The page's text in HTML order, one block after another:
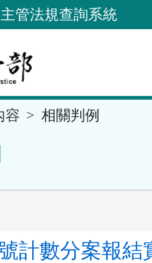
主管法規查詢系統
容 相關判例
計數分案報結